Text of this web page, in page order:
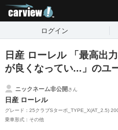
ログイン
日産 ローレル 「最高出
が良くなってい...」のユ
ニックネーム非公開さん
日産 ローレル
グレード：25クラブSターボ_TYPE_X(AT_2.5)
乗車形式：その他